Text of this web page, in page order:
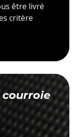
être livré
critère